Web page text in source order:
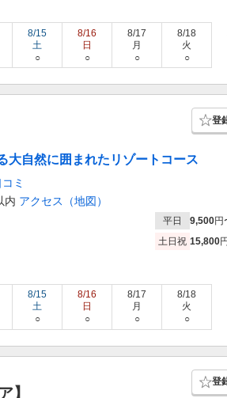
8/15
土
○
8/16
日
○
8/17
月
○
8/18
火
○
登
大自然に囲まれたリゾートコース
ミ
内 アクセス（地図）
平日 9,500円
土日祝 15,800
8/15
土
○
8/16
日
○
8/17
月
○
8/18
火
○
】
登